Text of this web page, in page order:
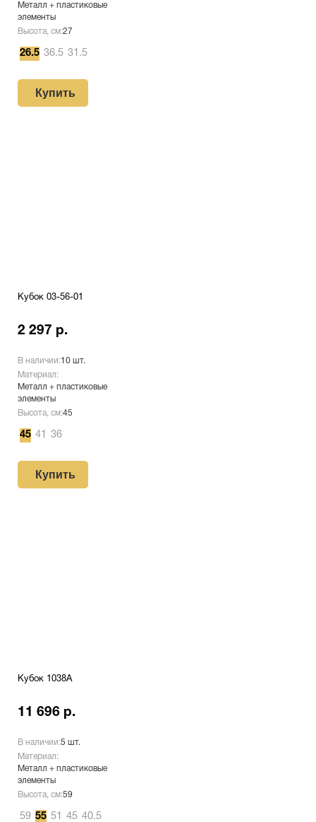
Металл + пластиковые
элементы
Высота, см:27
26.5 36.5 31.5
Купить
Кубок 03-56-01
2 297 р.
В наличии:10 шт.
Материал:
Металл + пластиковые
элементы
Высота, см:45
45 41 36
Купить
Кубок 1038A
11 696 р.
В наличии:5 шт.
Материал:
Металл + пластиковые
элементы
Высота, см:59
59 55 51 45 40.5